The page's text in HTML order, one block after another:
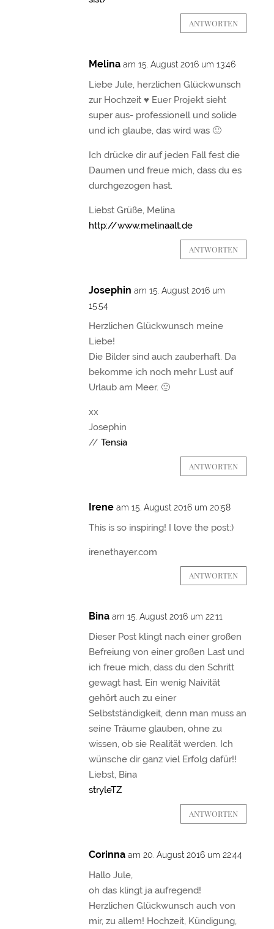
ANTWORTEN
Melina am 15. August 2016 um 13:46
Liebe Jule, herzlichen Glückwunsch
zur Hochzeit ♥ Euer Projekt sieht
super aus- professionell und solide
und ich glaube, das wird was 🙂
Ich drücke dir auf jeden Fall fest die
Daumen und freue mich, dass du es
durchgezogen hast.
Liebst Grüße, Melina
http://www.melinaalt.de
ANTWORTEN
Josephin am 15. August 2016 um
15:54
Herzlichen Glückwunsch meine
Liebe!
Die Bilder sind auch zauberhaft. Da
bekomme ich noch mehr Lust auf
Urlaub am Meer. 🙂
xx
Josephin
// Tensia
ANTWORTEN
Irene am 15. August 2016 um 20:58
This is so inspiring! I love the post:)
irenethayer.com
ANTWORTEN
Bina am 15. August 2016 um 22:11
Dieser Post klingt nach einer großen
Befreiung von einer großen Last und
ich freue mich, dass du den Schritt
gewagt hast. Ein wenig Naivität
gehört auch zu einer
Selbstständigkeit, denn man muss an
seine Träume glauben, ohne zu
wissen, ob sie Realität werden. Ich
wünsche dir ganz viel Erfolg dafür!!
Liebst, Bina
stryleTZ
ANTWORTEN
Corinna am 20. August 2016 um 22:44
Hallo Jule,
oh das klingt ja aufregend!
Herzlichen Glückwunsch auch von
mir, zu allem! Hochzeit, Kündigung,